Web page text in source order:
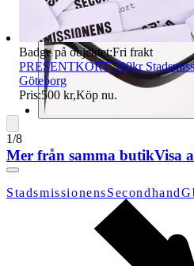
1/8
Badge på objektet:Fri frakt
PRESENTKORT 500kr
Göteborg
Pris:500 kr,Köp nu.
Mer från samma butikVisa